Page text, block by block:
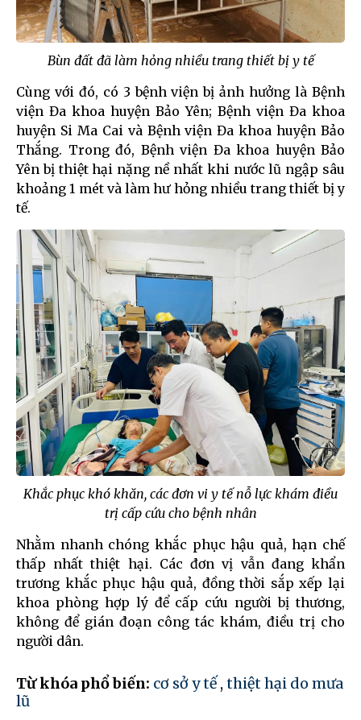
Bùn đất đã làm hỏng nhiều trang thiết bị y tế
Cùng với đó, có 3 bệnh viện bị ảnh hưởng là Bệnh
viện Đa khoa huyện Bảo Yên; Bệnh viện Đa khoa
huyện Si Ma Cai và Bệnh viện Đa khoa huyện Bảo
Thắng. Trong đó, Bệnh viện Đa khoa huyện Bảo
Yên bị thiệt hại nặng nề nhất khi nước lũ ngập sâu
khoảng 1 mét và làm hư hỏng nhiều trang thiết bị y
tế.
Khắc phục khó khăn, các đơn vi y tế nỗ lực khám điều
trị cấp cứu cho bệnh nhân
Nhằm nhanh chóng khắc phục hậu quả, hạn chế
thấp nhất thiệt hại. Các đơn vị vẫn đang khẩn
trương khắc phục hậu quả, đồng thời sắp xếp lại
khoa phòng hợp lý để cấp cứu người bị thương,
không để gián đoạn công tác khám, điều trị cho
người dân.
Từ khóa phổ biến: cơ sở y tế, thiệt hại do mưa
lũ